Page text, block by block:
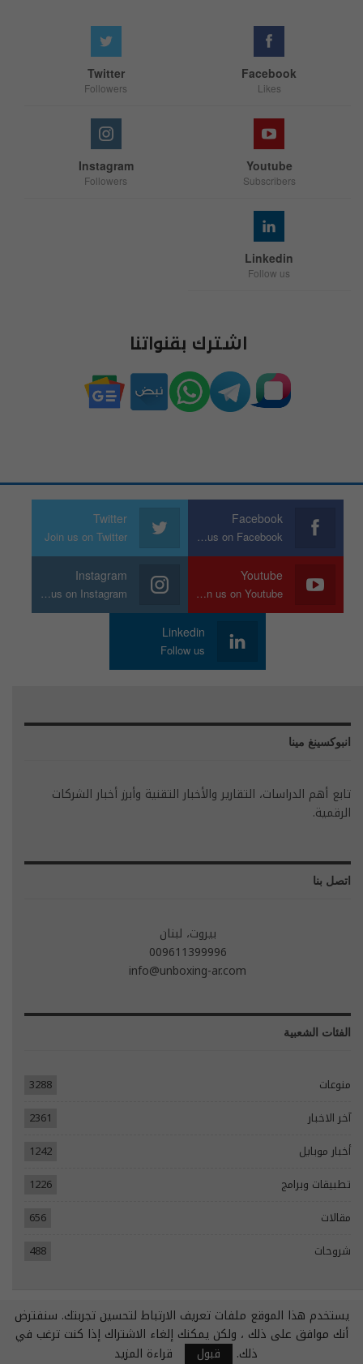
Facebook
Likes
Twitter
Followers
Youtube
Subscribers
Instagram
Followers
Linkedin
Follow us
اشترك بقنواتنا
Facebook
Join us on Facebook
Twitter
Join us on Twitter
Youtube
Join us on Youtube
Instagram
Join us on Instagram
Linkedin
Follow us
انبوكسينغ مينا
تابع أهم الدراسات، التقارير والأخبار التقنية وأبرز أخبار الشركات
الرقمية.
اتصل بنا
بيروت، لبنان
009611399996
info@unboxing-ar.com
الفئات الشعبية
منوعات
3288
آخر الاخبار
2361
أخبار موبايل
1242
تطبيقات وبرامج
1226
مقالات
656
شروحات
488
© 2026 - جميع الحقوق محفوظة.
تصميم مواقع انترنت: Tecomsa
يستخدم هذا الموقع ملفات تعريف الارتباط لتحسين تجربتك. سنفترض
أنك موافق على ذلك ، ولكن يمكنك إلغاء الاشتراك إذا كنت ترغب في
ذلك.
قبول قراءة المزيد